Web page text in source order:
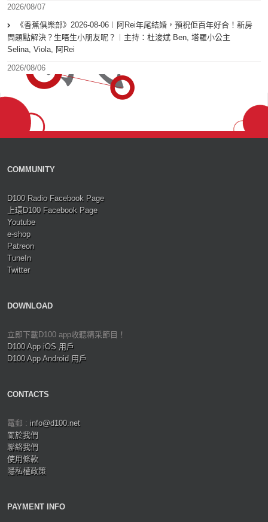
2026/08/07
《香蕉俱樂部》2026-08-06︱阿Rei年尾結婚，預祝佢百年好合！新房
問題點解決？生唔生小朋友呢？︱主持：杜浚斌 Ben, 塔羅小公主
Selina, Viola, 阿Rei
2026/08/06
COMMUNITY
D100 Radio Facebook Page
上環D100 Facebook Page
Youtube
e-shop
Patreon
TuneIn
Twitter
DOWNLOAD
立即下載D100 app收聽精采節目！
D100 App iOS 用戶
D100 App Android 用戶
CONTACTS
電郵 : info@d100.net
關於我們
聯絡我們
使用條款
隱私權政策
PAYMENT INFO